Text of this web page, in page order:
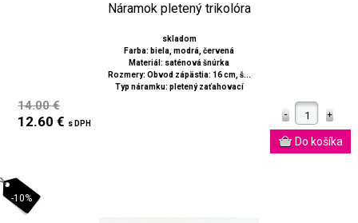
Náramok pletený trikolóra
skladom
Farba: biela, modrá, červená
Materiál: saténová šnúrka
Rozmery: Obvod zápästia: 16 cm, š...
Typ náramku: pletený zaťahovací
14.00 €
12.60 € s DPH
-10%